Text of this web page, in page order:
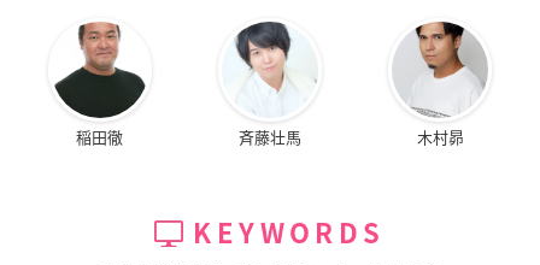
稲田徹 斉藤壮馬 木村昴
KEYWORDS